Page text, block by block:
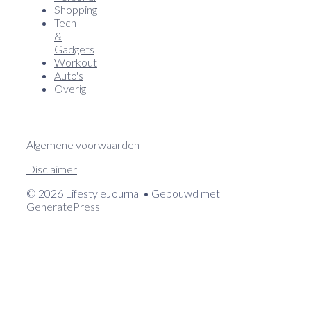
Shopping
Tech
&
Gadgets
Workout
Auto's
Overig
Algemene voorwaarden
Disclaimer
© 2026 LifestyleJournal • Gebouwd met
GeneratePress